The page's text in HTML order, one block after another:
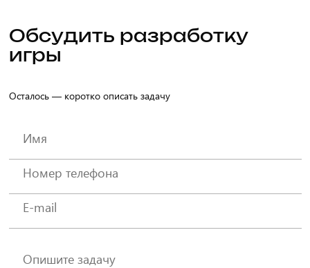
Обсудить разработку
игры
Осталось — коротко описать задачу